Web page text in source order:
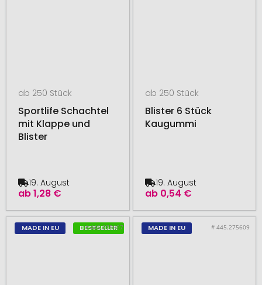
ab 250 Stück
Sportlife Schachtel
mit Klappe und
Blister
ab1,28 €
19. August
ab 250 Stück
Blister 6 Stück
Kaugummi
ab 0,54 €
19. August
MADE IN EU BESTSELLER
# 445.275607 MADE IN EU # 445.275609